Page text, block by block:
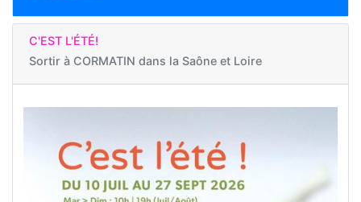
C'EST L'ÉTÉ!
Sortir à CORMATIN dans la Saône et Loire